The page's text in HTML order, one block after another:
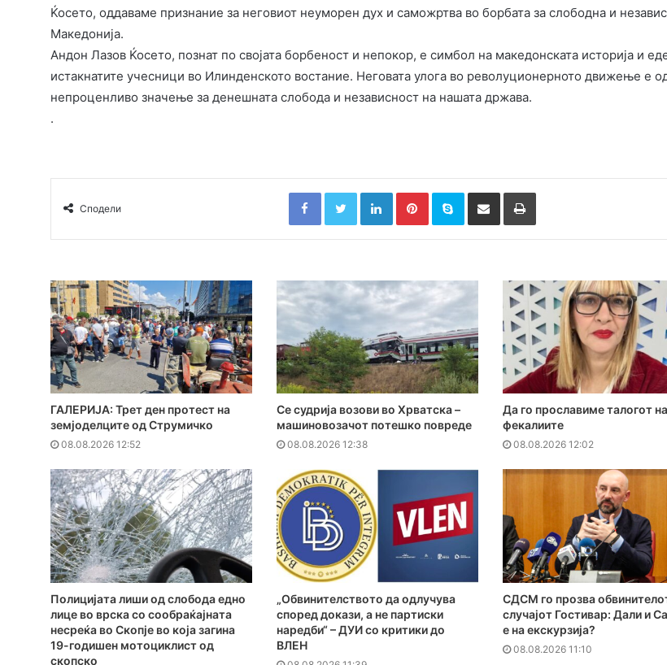
Ќосето, оддаваме признание за неговиот неуморен дух и саможртва во борбата за слободна и
Македонија.
Андон Лазов Ќосето, познат по својата борбеност и непокор, е симбол на македонската историја и
истакнатите учесници во Илинденското востание. Неговата улога во револуционерното движење е
непроценливо значење за денешната слобода и независност на нашата држава.
.
Сподели
FacebookTwitterLinkedInPinterestSkype Сподели преку Е-маил Испринтај
ГАЛЕРИЈА: Трет ден протест на
земјоделците од Струмичко
08.08.2026 12:52
Се судрија возови во Хрватска –
машиновозачот потешко повреде
08.08.2026 12:38
Да го прославиме талогот на
фекалиите
08.08.2026 12:02
Полицијата лиши од слобода едно
лице во врска со сообраќајната
несреќа во Скопје во која загина
19-годишен мотоциклист од
скопско
„Обвинителството да одлучува
според докази, а не партиски
наредби“ – ДУИ со критики до
ВЛЕН
СДСМ го прозва
случајот Гостивар: Дали и
е на екскурзија?
08.08.2026 11:10